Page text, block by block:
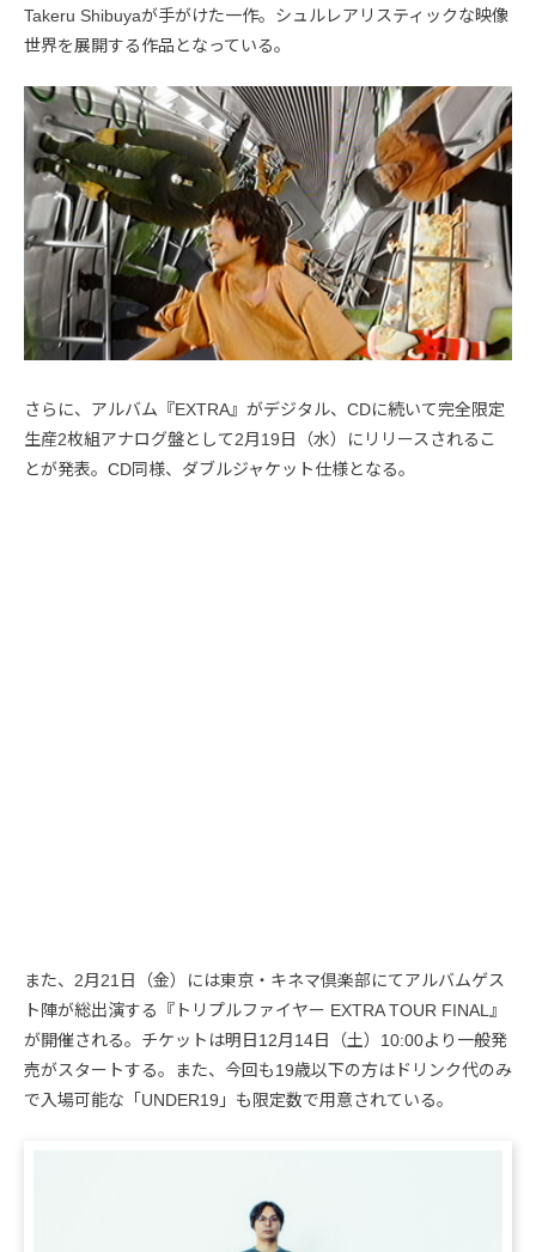
Takeru Shibuyaが手がけた一作。シュルレアリスティックな映像
世界を展開する作品となっている。
さらに、アルバム『EXTRA』がデジタル、CDに続いて完全限定
生産2枚組アナログ盤として2月19日（水）にリリースされるこ
とが発表。CD同様、ダブルジャケット仕様となる。
また、2月21日（金）には東京・キネマ倶楽部にてアルバムゲス
ト陣が総出演する『トリプルファイヤー EXTRA TOUR FINAL』
が開催される。チケットは明日12月14日（土）10:00より一般発
売がスタートする。また、今回も19歳以下の方はドリンク代のみ
で入場可能な「UNDER19」も限定数で用意されている。